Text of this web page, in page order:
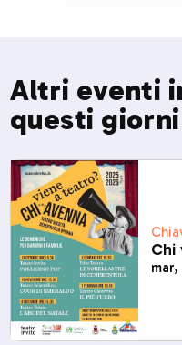
Altri eventi
questi giorni
Chi